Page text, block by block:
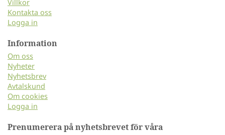
Villkor
Kontakta oss
Logga in
Information
Om oss
Nyheter
Nyhetsbrev
Avtalskund
Om cookies
Logga in
Prenumerera på nyhetsbrevet för våra